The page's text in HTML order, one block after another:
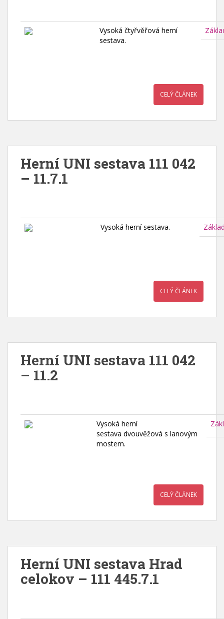
Vysoká čtyřvěřová herní
sestava.
CELÝ ČLÁNEK
Herní UNI sestava 111 042
– 11.7.1
Vysoká herní sestava.
CELÝ ČLÁNEK
Herní UNI sestava 111 042
– 11.2
Vysoká herní
sestava dvouvěžová s lanovým
mostem.
CELÝ ČLÁNEK
Herní UNI sestava Hrad
celokov – 111 445.7.1